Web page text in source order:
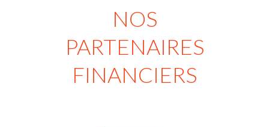
NOS
PARTENAIRES
FINANCIERS